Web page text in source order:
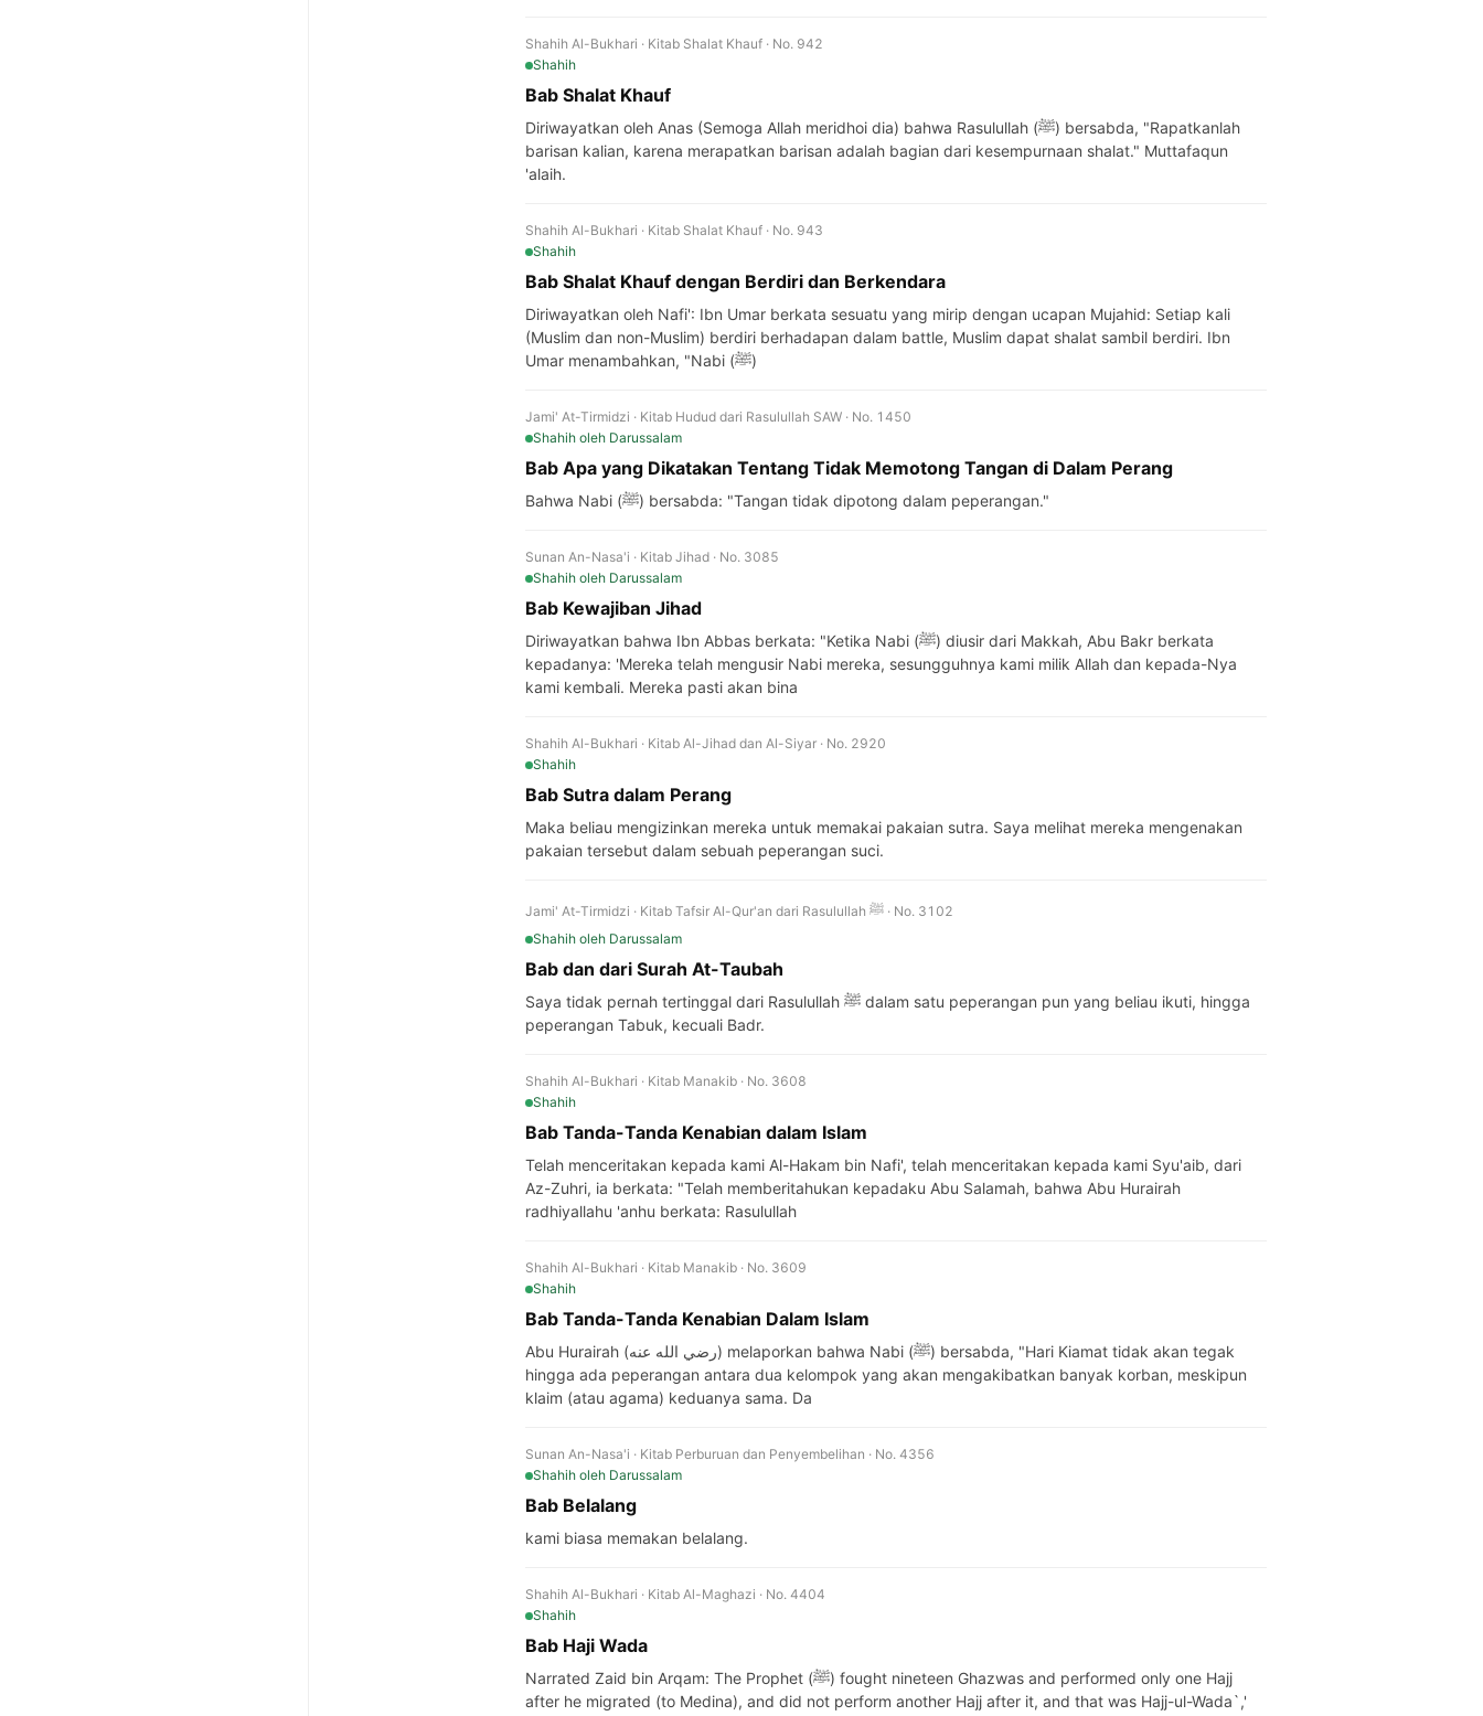
Shahih Al-Bukhari · Kitab Shalat Khauf · No. 942
Shahih
Bab Shalat Khauf
Diriwayatkan oleh Anas (Semoga Allah meridhoi dia) bahwa Rasulullah (ﷺ) bersabda, "Rapatkanlah
barisan kalian, karena merapatkan barisan adalah bagian dari kesempurnaan shalat." Muttafaqun
'alaih.
Shahih Al-Bukhari · Kitab Shalat Khauf · No. 943
Shahih
Bab Shalat Khauf dengan Berdiri dan Berkendara
Diriwayatkan oleh Nafi': Ibn Umar berkata sesuatu yang mirip dengan ucapan Mujahid: Setiap kali
(Muslim dan non-Muslim) berdiri berhadapan dalam battle, Muslim dapat shalat sambil berdiri. Ibn
Umar menambahkan, "Nabi (ﷺ)
Jami' At-Tirmidzi · Kitab Hudud dari Rasulullah SAW · No. 1450
Shahih oleh Darussalam
Bab Apa yang Dikatakan Tentang Tidak Memotong Tangan di Dalam Perang
Bahwa Nabi (ﷺ) bersabda: "Tangan tidak dipotong dalam peperangan."
Sunan An-Nasa'i · Kitab Jihad · No. 3085
Shahih oleh Darussalam
Bab Kewajiban Jihad
Diriwayatkan bahwa Ibn Abbas berkata: "Ketika Nabi (ﷺ) diusir dari Makkah, Abu Bakr berkata
kepadanya: 'Mereka telah mengusir Nabi mereka, sesungguhnya kami milik Allah dan kepada-Nya
kami kembali. Mereka pasti akan bina
Shahih Al-Bukhari · Kitab Al-Jihad dan Al-Siyar · No. 2920
Shahih
Bab Sutra dalam Perang
Maka beliau mengizinkan mereka untuk memakai pakaian sutra. Saya melihat mereka mengenakan
pakaian tersebut dalam sebuah peperangan suci.
Jami' At-Tirmidzi · Kitab Tafsir Al-Qur'an dari Rasulullah ﷺ · No. 3102
Shahih oleh Darussalam
Bab dan dari Surah At-Taubah
Saya tidak pernah tertinggal dari Rasulullah ﷺ dalam satu peperangan pun yang beliau ikuti, hingga
peperangan Tabuk, kecuali Badr.
Shahih Al-Bukhari · Kitab Manakib · No. 3608
Shahih
Bab Tanda-Tanda Kenabian dalam Islam
Telah menceritakan kepada kami Al-Hakam bin Nafi', telah menceritakan kepada kami Syu'aib, dari
Az-Zuhri, ia berkata: "Telah memberitahukan kepadaku Abu Salamah, bahwa Abu Hurairah
radhiyallahu 'anhu berkata: Rasulullah
Shahih Al-Bukhari · Kitab Manakib · No. 3609
Shahih
Bab Tanda-Tanda Kenabian Dalam Islam
Abu Hurairah (رضي الله عنه) melaporkan bahwa Nabi (ﷺ) bersabda, "Hari Kiamat tidak akan tegak
hingga ada peperangan antara dua kelompok yang akan mengakibatkan banyak korban, meskipun
klaim (atau agama) keduanya sama. Da
Sunan An-Nasa'i · Kitab Perburuan dan Penyembelihan · No. 4356
Shahih oleh Darussalam
Bab Belalang
kami biasa memakan belalang.
Shahih Al-Bukhari · Kitab Al-Maghazi · No. 4404
Shahih
Bab Haji Wada
Narrated Zaid bin Arqam: The Prophet (ﷺ) fought nineteen Ghazwas and performed only one Hajj
after he migrated (to Medina), and did not perform another Hajj after it, and that was Hajj-ul-Wada`,'